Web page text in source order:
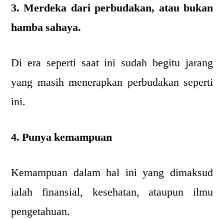
3. Merdeka dari perbudakan, atau bukan
hamba sahaya.
Di era seperti saat ini sudah begitu jarang
yang masih menerapkan perbudakan seperti
ini.
4. Punya kemampuan
Kemampuan dalam hal ini yang dimaksud
ialah finansial, kesehatan, ataupun ilmu
pengetahuan.